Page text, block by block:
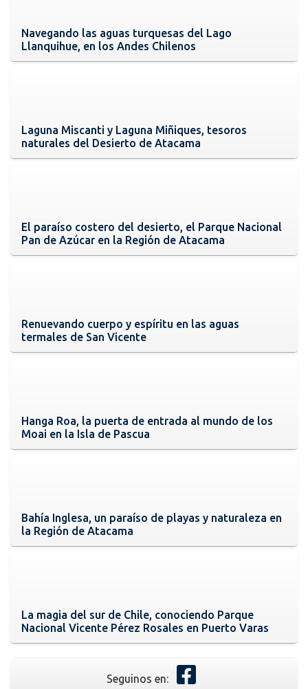
Navegando las aguas turquesas del Lago
Llanquihue, en los Andes Chilenos
Laguna Miscanti y Laguna Miñiques, tesoros
naturales del Desierto de Atacama
El paraíso costero del desierto, el Parque Nacional
Pan de Azúcar en la Región de Atacama
Renuevando cuerpo y espíritu en las aguas
termales de San Vicente
Hanga Roa, la puerta de entrada al mundo de los
Moai en la Isla de Pascua
Bahía Inglesa, un paraíso de playas y naturaleza en
la Región de Atacama
La magia del sur de Chile, conociendo Parque
Nacional Vicente Pérez Rosales en Puerto Varas
Seguinos en: